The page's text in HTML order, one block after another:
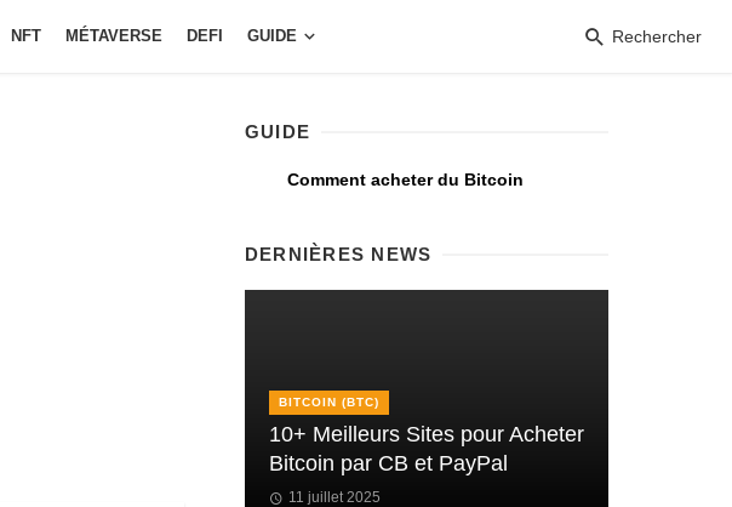
NFT MÉTAVERSE DEFI GUIDE Rechercher
GUIDE
Comment acheter du Bitcoin
DERNIÈRES NEWS
BITCOIN (BTC)
10+ Meilleurs Sites pour Acheter
Bitcoin par CB et PayPal
11 juillet 2025